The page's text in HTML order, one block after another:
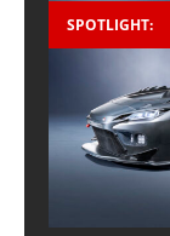
SPOTLIGHT: